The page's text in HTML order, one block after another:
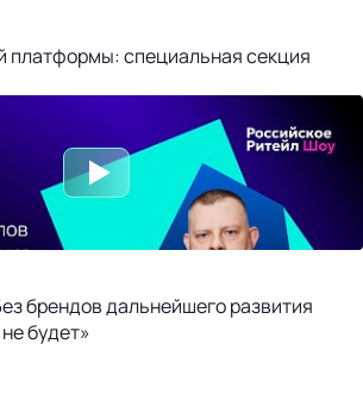
платформы: специальная секция
брендов дальнейшего развития
будет»